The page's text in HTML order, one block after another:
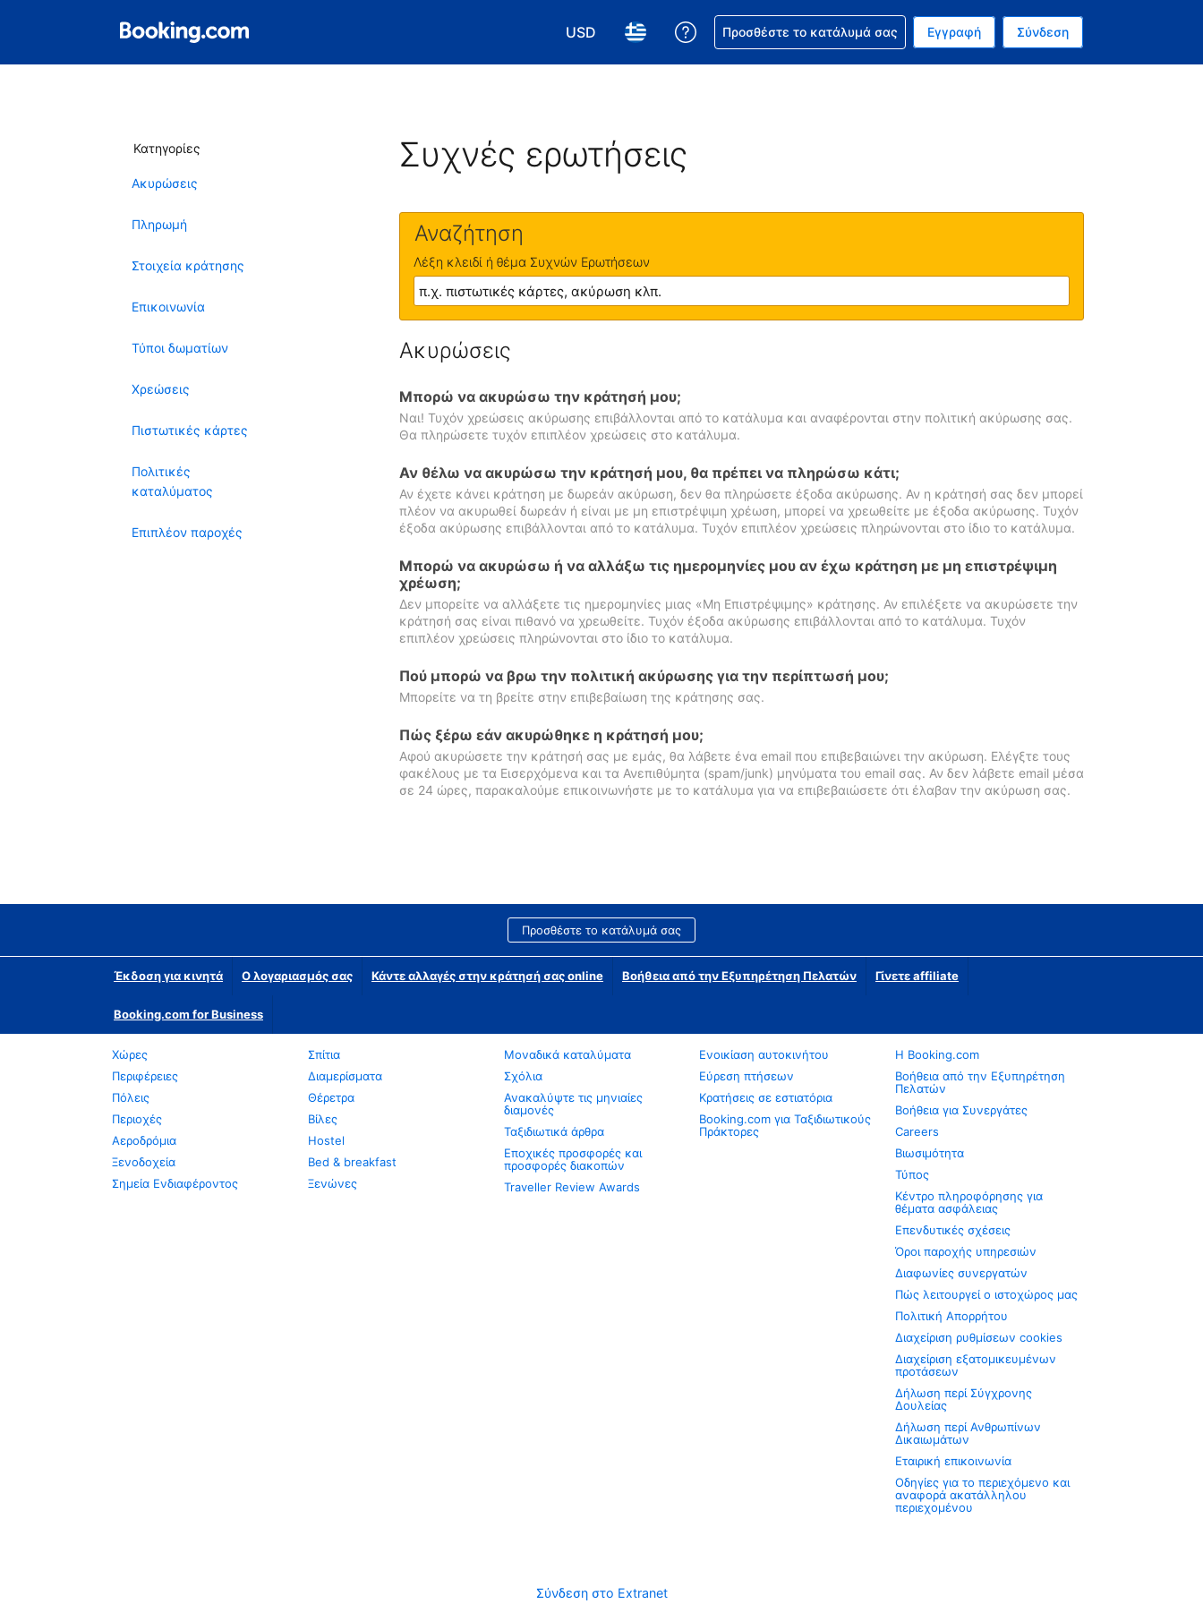
USD
Επιλέξτε το νόμισμά σας. Το τωρινό σας νόμισμα είναι Δολάριο Η.Π.Α.
Επιλέξτε τη γλώσσα σας. Η τωρινή σας γλώσσα είναι τα Ελληνικά
Βοήθεια για την κράτησή σας
Προσθέστε το κατάλυμά σας Εγγραφή Σύνδεση
Κατηγορίες
Ακυρώσεις
Πληρωμή
Στοιχεία κράτησης
Επικοινωνία
Τύποι δωματίων
Χρεώσεις
Πιστωτικές κάρτες
Πολιτικές
καταλύματος
Επιπλέον παροχές
Συχνές ερωτήσεις
Αναζήτηση
Λέξη κλειδί ή θέμα Συχνών Ερωτήσεων
Ακυρώσεις
Μπορώ να ακυρώσω την κράτησή μου;
Ναι! Τυχόν χρεώσεις ακύρωσης επιβάλλονται από το κατάλυμα και αναφέρονται στην πολιτική ακύρωσης σας.
Θα πληρώσετε τυχόν επιπλέον χρεώσεις στο κατάλυμα.
Αν θέλω να ακυρώσω την κράτησή μου, θα πρέπει να πληρώσω κάτι;
Αν έχετε κάνει κράτηση με δωρεάν ακύρωση, δεν θα πληρώσετε έξοδα ακύρωσης. Αν η κράτησή σας δεν μπορεί
πλέον να ακυρωθεί δωρεάν ή είναι με μη επιστρέψιμη χρέωση, μπορεί να χρεωθείτε με έξοδα ακύρωσης. Τυχόν
έξοδα ακύρωσης επιβάλλονται από το κατάλυμα. Τυχόν επιπλέον χρεώσεις πληρώνονται στο ίδιο το κατάλυμα.
Μπορώ να ακυρώσω ή να αλλάξω τις ημερομηνίες μου αν έχω κράτηση με μη επιστρέψιμη
χρέωση;
Δεν μπορείτε να αλλάξετε τις ημερομηνίες μιας «Μη Επιστρέψιμης» κράτησης. Αν επιλέξετε να ακυρώσετε την
κράτησή σας είναι πιθανό να χρεωθείτε. Τυχόν έξοδα ακύρωσης επιβάλλονται από το κατάλυμα. Τυχόν
επιπλέον χρεώσεις πληρώνονται στο ίδιο το κατάλυμα.
Πού μπορώ να βρω την πολιτική ακύρωσης για την περίπτωσή μου;
Μπορείτε να τη βρείτε στην επιβεβαίωση της κράτησης σας.
Πώς ξέρω εάν ακυρώθηκε η κράτησή μου;
Αφού ακυρώσετε την κράτησή σας με εμάς, θα λάβετε ένα email που επιβεβαιώνει την ακύρωση. Ελέγξτε τους
φακέλους με τα Εισερχόμενα και τα Ανεπιθύμητα (spam/junk) μηνύματα του email σας. Αν δεν λάβετε email μέσα
σε 24 ώρες, παρακαλούμε επικοινωνήστε με το κατάλυμα για να επιβεβαιώσετε ότι έλαβαν την ακύρωση σας.
Προσθέστε το κατάλυμά σας
Έκδοση για κινητά Ο λογαριασμός σας Κάντε αλλαγές στην κράτησή σας online Βοήθεια από την Εξυπηρέτηση Πελατών Γίνετε affiliate
Booking.com for Business
Χώρες
Περιφέρειες
Πόλεις
Περιοχές
Αεροδρόμια
Ξενοδοχεία
Σημεία Ενδιαφέροντος
Σπίτια
Διαμερίσματα
Θέρετρα
Βίλες
Hostel
Bed & breakfast
Ξενώνες
Μοναδικά καταλύματα
Σχόλια
Ανακαλύψτε τις μηνιαίες
διαμονές
Ταξιδιωτικά άρθρα
Εποχικές προσφορές και
προσφορές διακοπών
Traveller Review Awards
Ενοικίαση αυτοκινήτου
Εύρεση πτήσεων
Κρατήσεις σε εστιατόρια
Booking.com για Ταξιδιωτικούς
Πράκτορες
Η Booking.com
Βοήθεια από την Εξυπηρέτηση
Πελατών
Βοήθεια για Συνεργάτες
Careers
Βιωσιμότητα
Τύπος
Κέντρο πληροφόρησης για
θέματα ασφάλειας
Επενδυτικές σχέσεις
Όροι παροχής υπηρεσιών
Διαφωνίες συνεργατών
Πώς λειτουργεί ο ιστοχώρος μας
Πολιτική Απορρήτου
Διαχείριση ρυθμίσεων cookies
Διαχείριση εξατομικευμένων
προτάσεων
Δήλωση περί Σύγχρονης
Δουλείας
Δήλωση περί Ανθρωπίνων
Δικαιωμάτων
Εταιρική επικοινωνία
Οδηγίες για το περιεχόμενο και
αναφορά ακατάλληλου
περιεχομένου
Σύνδεση στο Extranet